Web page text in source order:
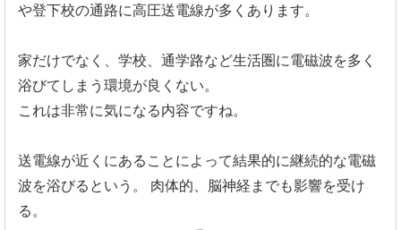
や登下校の通路に高圧送電線が多くあります。
家だけでなく、学校、通学路など生活圏に電磁波を多く
浴びてしまう環境が良くない。
これは非常に気になる内容ですね。
送電線が近くにあることによって結果的に継続的な電磁
波を浴びるという。
肉体的、脳神経までも影響を受け
る。